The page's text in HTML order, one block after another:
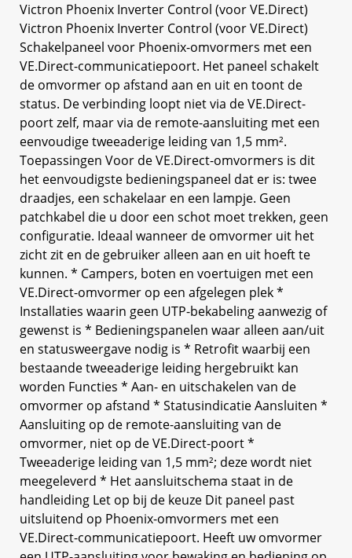
Victron Phoenix Inverter Control (voor VE.Direct)
Victron Phoenix Inverter Control (voor VE.Direct)
Schakelpaneel voor Phoenix-omvormers met een
VE.Direct-communicatiepoort. Het paneel schakelt
de omvormer op afstand aan en uit en toont de
status. De verbinding loopt niet via de VE.Direct-
poort zelf, maar via de remote-aansluiting met een
eenvoudige tweeaderige leiding van 1,5 mm².
Toepassingen Voor de VE.Direct-omvormers is dit
het eenvoudigste bedieningspaneel dat er is: twee
draadjes, een schakelaar en een lampje. Geen
patchkabel die u door een schot moet trekken, geen
configuratie. Ideaal wanneer de omvormer uit het
zicht zit en de gebruiker alleen aan en uit hoeft te
kunnen. * Campers, boten en voertuigen met een
VE.Direct-omvormer op een afgelegen plek *
Installaties waarin geen UTP-bekabeling aanwezig of
gewenst is * Bedieningspanelen waar alleen aan/uit
en statusweergave nodig is * Retrofit waarbij een
bestaande tweeaderige leiding hergebruikt kan
worden Functies * Aan- en uitschakelen van de
omvormer op afstand * Statusindicatie Aansluiten *
Aansluiting op de remote-aansluiting van de
omvormer, niet op de VE.Direct-poort *
Tweeaderige leiding van 1,5 mm²; deze wordt niet
meegeleverd * Het aansluitschema staat in de
handleiding Let op bij de keuze Dit paneel past
uitsluitend op Phoenix-omvormers met een
VE.Direct-communicatiepoort. Heeft uw omvormer